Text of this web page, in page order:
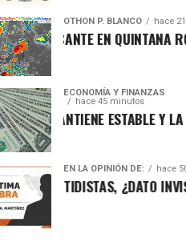
OTHON P. BLANCO hace
EN QUINTANA ROO ESTE
ECONOMÍA Y FINANZAS
hace 45 minutos
MANTIENE ESTABLE Y LA BMV
EN LA OPINIÓN DE: hace
PARTIDISTAS, ¿DATO